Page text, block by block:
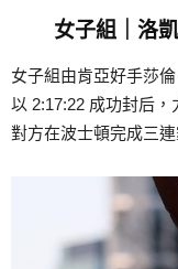
女子組｜洛
女子組由肯亞好手莎
以 2:17:22 成功封后
對方在波士頓完成三連